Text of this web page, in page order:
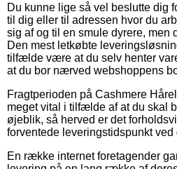
Du kunne lige så vel beslutte dig
til dig eller til adressen hvor du
sig af og til en smule dyrere, men
Den mest letkøbte
tilfælde være at du selv henter
at du bor nærved webshoppens
Fragtperioden på Cashmere
meget vital i tilfælde af at du skal
øjeblik, så herved er det
forventede leveringstidspunkt ved
En række internet foretagender